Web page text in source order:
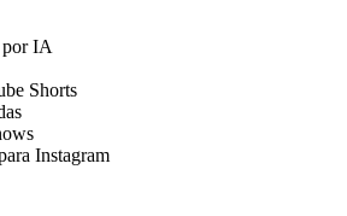
por IA
Shorts
Instagram